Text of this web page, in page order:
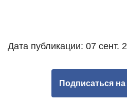
Дата публикации: 07 сент.
Подписаться